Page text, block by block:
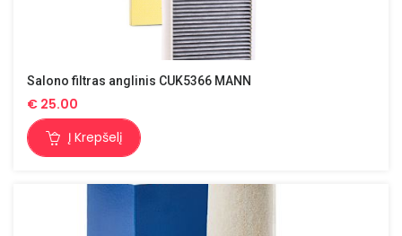
Salono filtras anglinis CUK5366 MANN
€ 25.00
Į Krepšelį